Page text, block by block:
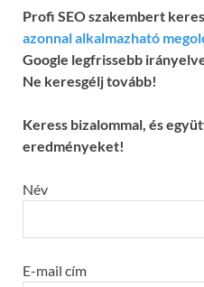
Profi SEO szakembert
azonnal alkalmazható
Google legfrissebb
Ne keresgélj tovább!
Keress bizalommal, és
eredményeket!
Név
E-mail cím